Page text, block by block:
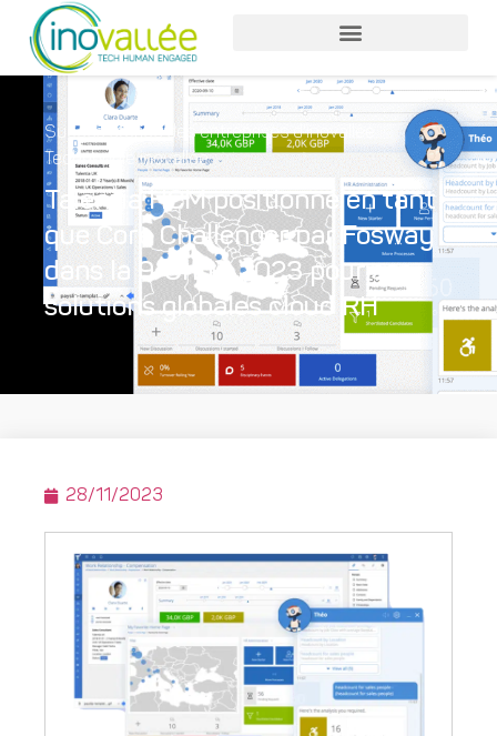
Sucess stories des entreprises d'inovallée
Technopole inovallée
Talentia HCM positionné en tant
que Core Challenger par Fosway
dans la 9-Grid™ 2023 pour ses
solutions globales cloud RH
28/11/2023